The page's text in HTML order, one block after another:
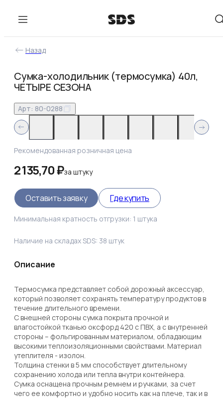
Назад
Сумка-холодильник (термосумка) 40л,
ЧЕТЫРЕ СЕЗОНА
Арт: 80-0288
Рекомендованная розничная цена
2 135,70 ₽за штуку
Оставить заявку Где купить
Минимальная кратность отгрузки: 1 штука
Наличие на складах SDS: 38 штук
Описание
Термосумка представляет собой дорожный аксессуар,
который позволяет сохранять температуру продуктов в
течение длительного времени.
С внешней стороны сумка покрыта прочной и
влагостойкой тканью оксфорд 420 с ПВХ, а с внутренней
стороны – фольгированным материалом, обладающим
высокими теплоизоляционными свойствами. Материал
утеплителя - изолон.
Толщина стенки в 5 мм способствует длительному
сохранению холода или тепла внутри контейнера.
Сумка оснащена прочным ремнем и ручками, за счет
чего ее комфортно и удобно носить как на плече, так и в